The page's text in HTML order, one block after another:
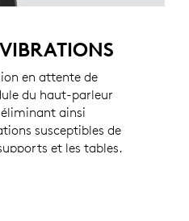
en attente de
du haut-parleur
ainsi
susceptibles de
et les tables.